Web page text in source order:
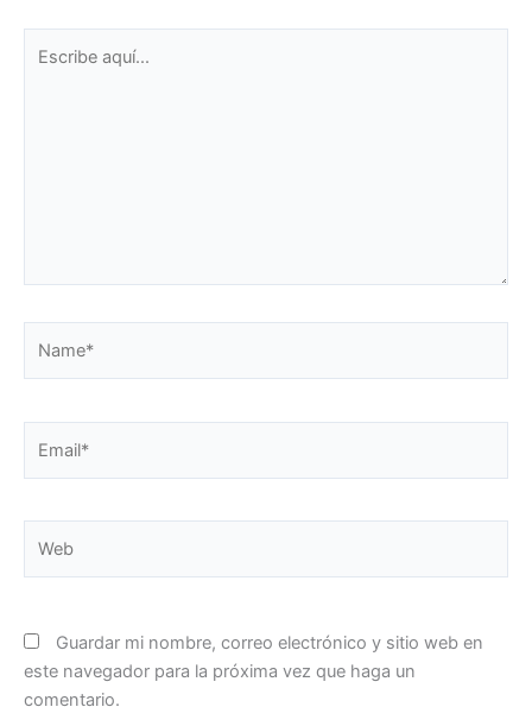
aquí...
Guardar mi nombre, correo electrónico y sitio web en
este navegador para la próxima vez que haga un
comentario.